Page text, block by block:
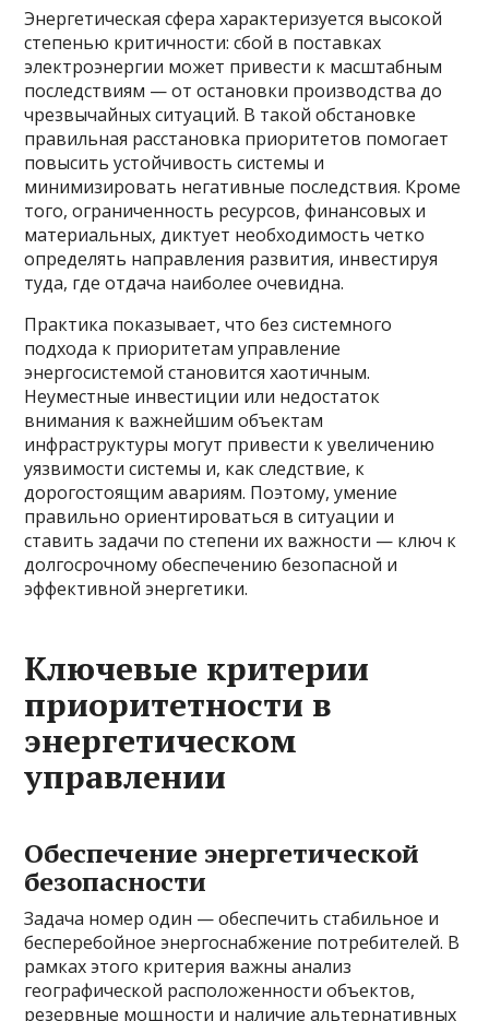
Энергетическая сфера характеризуется высокой
степенью критичности: сбой в поставках
электроэнергии может привести к масштабным
последствиям — от остановки производства до
чрезвычайных ситуаций. В такой обстановке
правильная расстановка приоритетов помогает
повысить устойчивость системы и
минимизировать негативные последствия. Кроме
того, ограниченность ресурсов, финансовых и
материальных, диктует необходимость четко
определять направления развития, инвестируя
туда, где отдача наиболее очевидна.
Практика показывает, что без системного
подхода к приоритетам управление
энергосистемой становится хаотичным.
Неуместные инвестиции или недостаток
внимания к важнейшим объектам
инфраструктуры могут привести к увеличению
уязвимости системы и, как следствие, к
дорогостоящим авариям. Поэтому, умение
правильно ориентироваться в ситуации и
ставить задачи по степени их важности — ключ к
долгосрочному обеспечению безопасной и
эффективной энергетики.
Ключевые критерии
приоритетности в
энергетическом
управлении
Обеспечение энергетической
безопасности
Задача номер один — обеспечить стабильное и
бесперебойное энергоснабжение потребителей. В
рамках этого критерия важны анализ
географической расположенности объектов,
резервные мощности и наличие альтернативных